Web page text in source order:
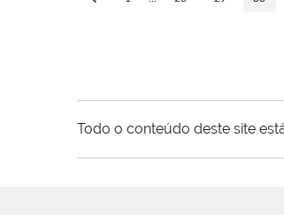
Todo o conteúdo deste site